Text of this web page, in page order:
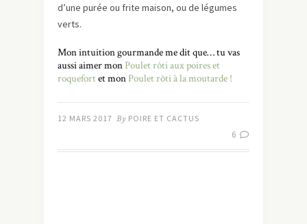
d’une purée ou frite maison, ou de légumes
verts.
Mon intuition gourmande me dit que… tu vas
aussi aimer mon Poulet rôti aux poires et
roquefortet mon Poulet rôti à la moutarde !
12 MARS 2017 By POIRE ET CACTUS
6